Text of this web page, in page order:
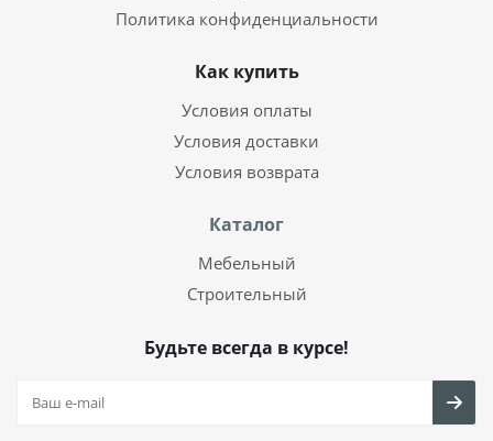
Политика конфиденциальности
Как купить
Условия оплаты
Условия доставки
Условия возврата
Каталог
Мебельный
Строительный
Будьте всегда в курсе!